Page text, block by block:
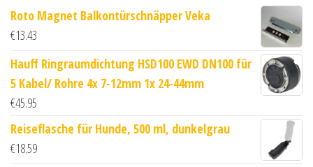
Roto Magnet Balkontürschnäpper Veka
€13.43
Hauff Ringraumdichtung HSD100 EWD DN100 für
5 Kabel/ Rohre 4x 7-12mm 1x 24-44mm
€45.95
Reiseflasche für Hunde, 500 ml, dunkelgrau
€18.59